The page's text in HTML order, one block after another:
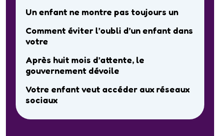
Un enfant ne montre pas toujours un
Comment éviter l’oubli d’un enfant dans
votre
Après huit mois d’attente, le
gouvernement dévoile
Votre enfant veut accéder aux réseaux
sociaux